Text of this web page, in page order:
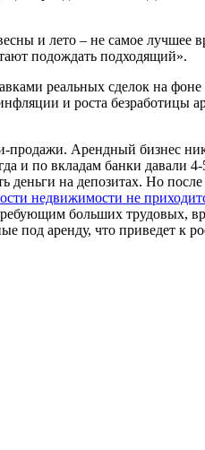
и лето – не самое лучшее
подождать подходящий».
реальных сделок на
и роста безработицы
Арендный бизнес
и по вкладам банки давали 4-
деньги на депозитах. Но
недвижимости не
больших трудовых,
под аренду, что приведет к